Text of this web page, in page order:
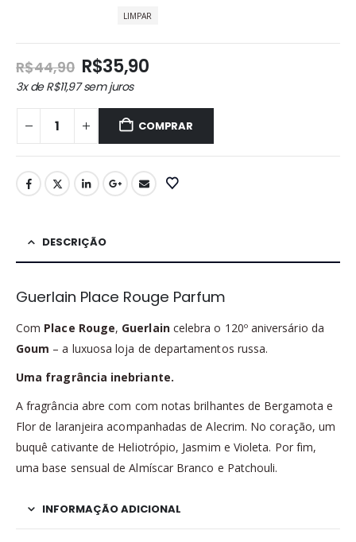
LIMPAR
R$44,90 O
preço
original
era:
R$44,90.
R$35,90O
é:
R$35,90.
3x deR$11,97sem juros
COMPRAR
DESCRIÇÃO
Guerlain Place Rouge Parfum
Com Place Rouge, Guerlaincelebra o 120º aniversário da
Goum – a luxuosa loja de departamentos russa.
Uma fragrância inebriante.
A fragrância abre com com notas brilhantes de Bergamota e
Flor de laranjeira acompanhadas de Alecrim. No coração, um
buquê cativante de Heliotrópio, Jasmim e Violeta. Por fim,
uma base sensual de Almíscar Branco e Patchouli.
INFORMAÇÃO ADICIONAL